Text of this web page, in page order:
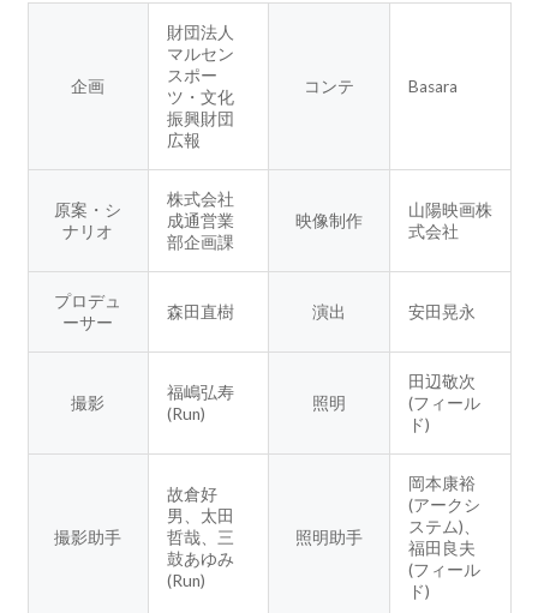
企画
財団法人
マルセン
スポー
ツ・文化
振興財団
広報
コンテ Basara
原案・シ
ナリオ
株式会社
成通営業
部企画課
映像制作
山陽映画株
式会社
プロデュ
ーサー
森田直樹 演出 安田晃永
撮影
福嶋弘寿
(Run)
照明
田辺敬次
(フィール
ド)
撮影助手
故倉好
男、太田
哲哉、三
鼓あゆみ
(Run)
照明助手
岡本康裕
(アークシ
ステム)、
福田良夫
(フィール
ド)